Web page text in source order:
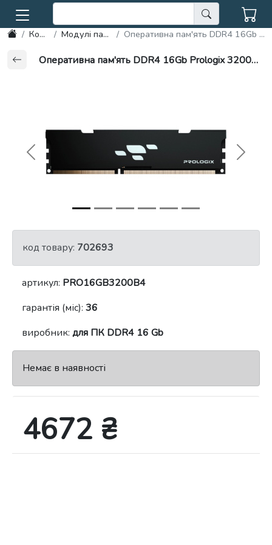
Комплектуючі Модулі пам'яті для комп'ютера Оперативна пам'ять DDR4 16Gb Prologix 3200MHz CL22, 1.35 V PRO16GB3200B4
Оперативна пам'ять DDR4 16Gb Prologix 3200MHz CL22, 1.35 V PRO16GB3200B4
Previous Next
код товару: 702693
артикул: PRO16GB3200B4
гарантія (міс): 36
виробник: для ПК DDR4 16 Gb
Немає в наявності
4672 ₴